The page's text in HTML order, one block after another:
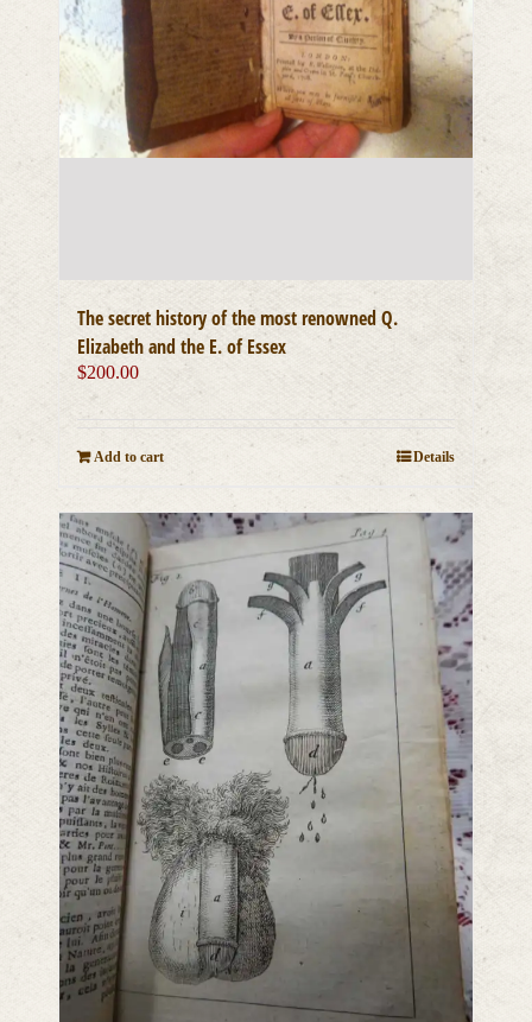
The secret history of the most renowned Q.
Elizabeth and the E. of Essex
$200.00
Add to cart Details